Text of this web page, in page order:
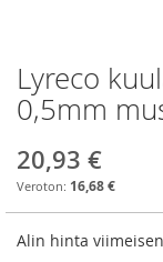
Skip
to
the
of
the
Lyreco
0,5mm
20,93 €
16,68 €
Alin hinta